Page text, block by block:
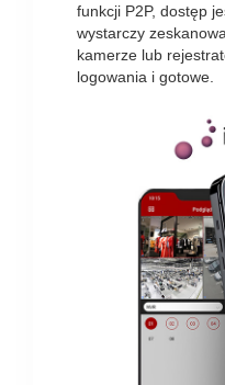
funkcji P2P, dostęp
wystarczy
kamerze lub
logowania i gotowe.